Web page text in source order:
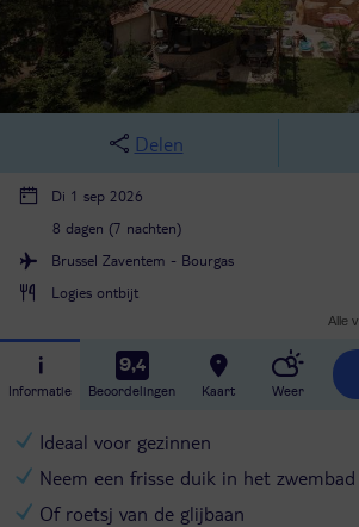
Delen
Di 1 sep 2026
8 dagen (7 nachten)
Brussel Zaventem - Bourgas
Logies ontbijt
Alle
Informatie
9,4
Beoordelingen Kaart Weer
Ideaal voor gezinnen
Neem een frisse duik in het zwembad
Of roetsj van de glijbaan